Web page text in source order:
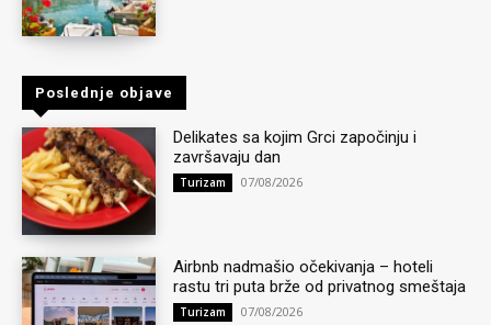
Poslednje objave
Delikates sa kojim Grci započinju i
završavaju dan
Turizam 07/08/2026
Airbnb nadmašio očekivanja – hoteli
rastu tri puta brže od privatnog smeštaja
Turizam 07/08/2026